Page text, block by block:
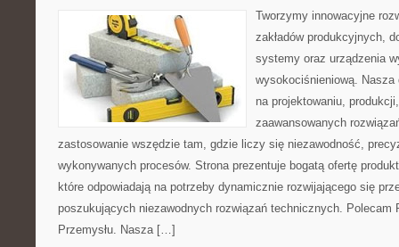
Tworzymy innowacyjne
zakładów produkcyjnych,
systemy oraz urządzenia
wysokociśnieniową. Nasza
na projektowaniu,
zaawansowanych
zastosowanie wszędzie tam, gdzie liczy się niezawodność,
wykonywanych procesów. Strona prezentuje bogatą ofertę
które odpowiadają na potrzeby dynamicznie rozwijającego się
poszukujących niezawodnych rozwiązań technicznych. Polecam
Przemysłu. Nasza […]